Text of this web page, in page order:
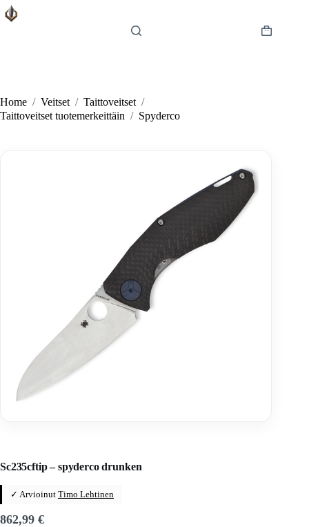
Skip
to
Shopping
Home / Veitset / Taittoveitset /
Taittoveitset tuotemerkeittäin / Spyderco
Sc235cftip – spyderco drunken
✓ Arvioinut Timo Lehtinen
862,99 €